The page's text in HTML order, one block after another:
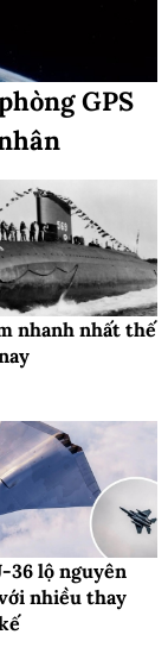
GPS
nhanh nhất thế
36 lộ nguyên
nhiều thay